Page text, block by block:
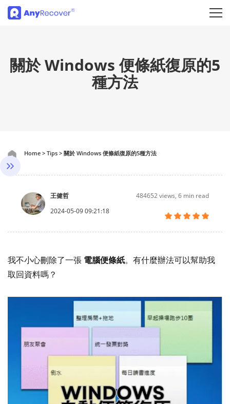
關於 Windows 便條紙復原的5
種方法
Home > Tips > 關於 Windows 便條紙復原的5種方法
王健哲
2024-05-09 09:21:18
484652views, 6 min read
我不小心刪除了一張 電腦便條紙。有什麼辦法可以幫助我
取回資料嗎？